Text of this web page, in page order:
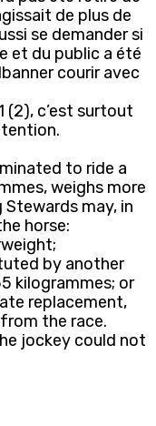
de plus de
se demander si
et du public a été
courir avec
(2), c’est surtout
to ride a
weighs more
may, in
horse:
by another
kilogrammes; or
replacement,
the race.
jockey could not